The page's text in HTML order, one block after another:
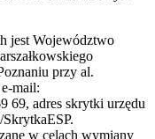
jest Województwo
przy al.
mail:
69, adres skrytki urzędu
w celach wymiany